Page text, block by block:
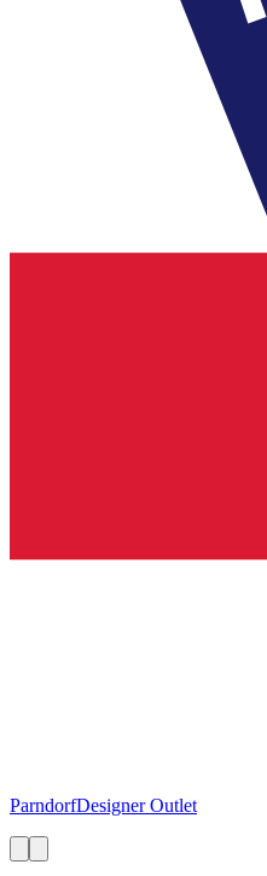
ParndorfDesigner Outlet